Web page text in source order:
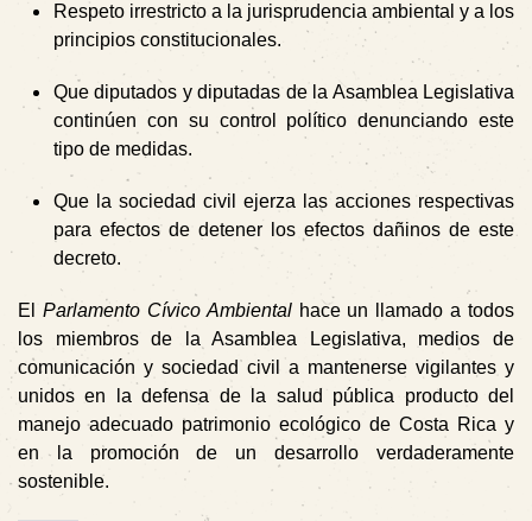
Respeto irrestricto a la jurisprudencia ambiental y a los
principios constitucionales.
Que diputados y diputadas de la Asamblea Legislativa
continúen con su control político denunciando este
tipo de medidas.
Que la sociedad civil ejerza las acciones respectivas
para efectos de detener los efectos dañinos de este
decreto.
El Parlamento Cívico Ambientalhace un llamado a todos
los miembros de la Asamblea Legislativa, medios de
comunicación y sociedad civil a mantenerse vigilantes y
unidos en la defensa de la salud pública producto del
manejo adecuado patrimonio ecológico de Costa Rica y
en la promoción de un desarrollo verdaderamente
sostenible.